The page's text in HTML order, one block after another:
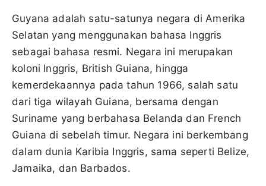
Guyana adalah satu-satunya negara di Amerika
Selatan yang menggunakan bahasa Inggris
sebagai bahasa resmi. Negara ini merupakan
koloni Inggris, British Guiana, hingga
kemerdekaannya pada tahun 1966, salah satu
dari tiga wilayah Guiana, bersama dengan
Suriname yang berbahasa Belanda dan French
Guiana di sebelah timur. Negara ini berkembang
dalam dunia Karibia Inggris, sama seperti Belize,
Jamaika, dan Barbados.